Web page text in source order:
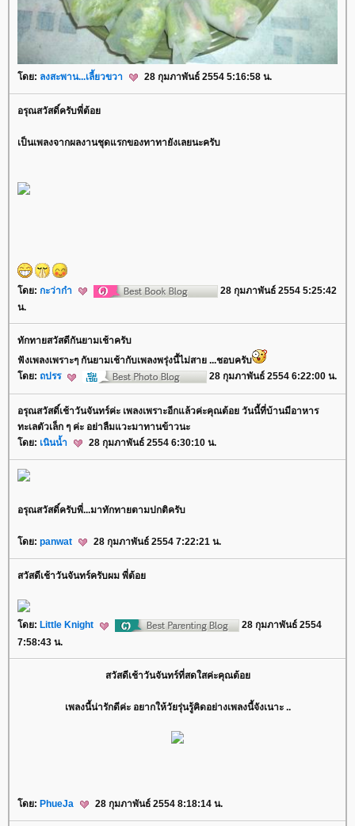
ดย: ลงสะพาน...เลี้ยวขวา 28 กุมภาพันธ์ 2554 5:16:58 น.
อรุณสวัสดิ์ครับพี่ต้อ
เป็นเพลงจากผลงานชุดแรกของทาทายังเลยนะครับ
ดย: กะว่าก๋า
28 กุมภาพันธ์ 2554 5:25:42
น.
ทักทายสวัสดีกันยามเช้าครับ
ฟังเพลงเพราะๆ กันยามเช้ากับเพลงพรุ่งนี้ไม่สาย ...ชอบครับ
ดย: ถปรร 28 กุมภาพันธ์ 2554 6:22:00 น.
อรุณสวัสดิ์เช้าวันจันทร์ค่ะ เพลงเพราะอีกแล้วค่ะคุณต้อย วันนี้ที่บ้านมีอาหาร
ทะเลตัวเล็ก ๆ ค่ะ อย่าลืมแวะมาทานข้าวนะ
ดย: เนินน้ำ 28 กุมภาพันธ์ 2554 6:30:10 น.
อรุณสวัสดิ์ครับพี่...มาทักทายตามปกติครับ
ดย: panwat 28 กุมภาพันธ์ 2554 7:22:21 น.
สวัสดีเช้าวันจันทร์ครับผม พี่ต้อ
ดย: Little Knight
28 กุมภาพันธ์ 2554
7:58:43 น.
สวัสดีเช้าวันจันทร์ที่สดใสค่ะคุณต้อ
เพลงนี้น่ารักดีค่ะ อยากให้วัยรุ่นรู้คิดอย่างเพลงนี้จังเนาะ ..
ดย: PhueJa 28 กุมภาพันธ์ 2554 8:18:14 น.